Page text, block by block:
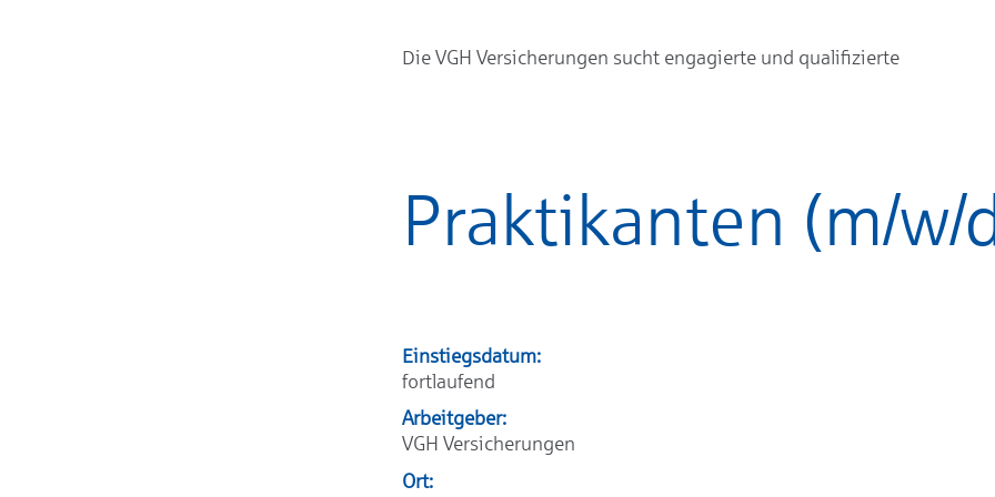
Die VGH Versicherungen sucht engagierte und qualifizierte
Praktikanten (m/w/
Einstiegsdatum:
fortlaufend
Arbeitgeber:
VGH Versicherungen
Ort: